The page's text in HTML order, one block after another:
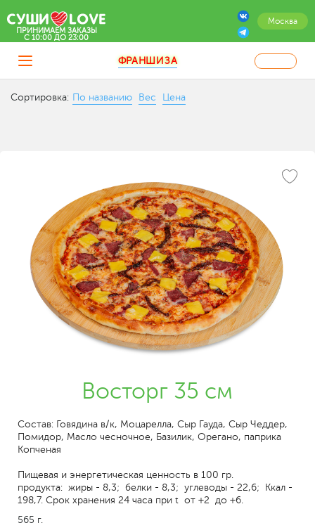
Москва
ПРИНИМАЕМ ЗАКАЗЫ
C 10:00 ДО 23:00
ФРАНШИЗА
Сортировка: По названию Вес Цена
Восторг 35 см
Состав: Говядина в/к, Моцарелла, Сыр Гауда, Сыр Чеддер,
Помидор, Масло чесночное, Базилик, Орегано, паприка
Копченая
Пищевая и энергетическая ценность в 100 гр.
продукта: жиры - 8,3; белки - 8,3; углеводы - 22,6; Ккал -
198,7. Срок хранения 24 часа при t от +2 до +6.
565 г.